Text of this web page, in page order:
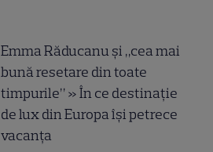
Emma Răducanu și „cea mai
bună resetare din toate
timpurile” » În ce destinație
de lux din Europa își petrece
vacanța